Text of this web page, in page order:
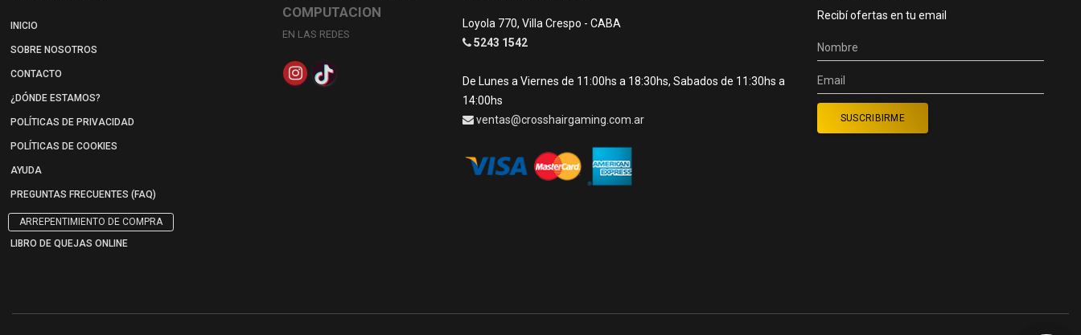
INICIO
SOBRE NOSOTROS
CONTACTO
¿DÓNDE ESTAMOS?
POLÍTICAS DE PRIVACIDAD
POLÍTICAS DE COOKIES
AYUDA
PREGUNTAS FRECUENTES (FAQ)
ARREPENTIMIENTO DE COMPRA
LIBRO DE QUEJAS ONLINE
COMPUTACION
EN LAS REDES
Loyola 770, Villa Crespo - CABA
5243 1542
De Lunes a Viernes de 11:00hs a 18:30hs, Sabados de 11:30hs a
14:00hs
ventas@crosshairgaming.com.ar
Recibí ofertas en tu email